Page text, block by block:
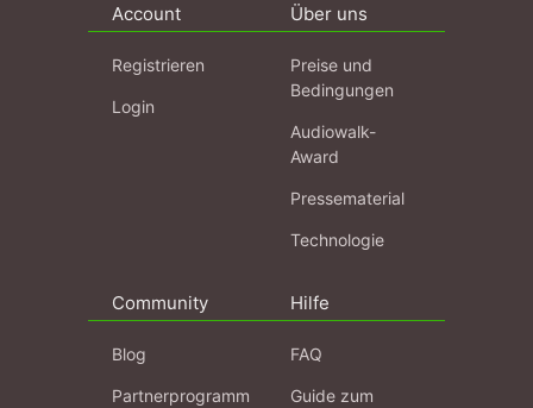
Account
Registrieren
Login
Über uns
Preise und
Bedingungen
Audiowalk-
Award
Pressematerial
Technologie
Community
Blog
Partnerprogramm
Hilfe
FAQ
Guide zum